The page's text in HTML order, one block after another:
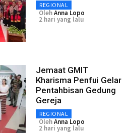
REGIONAL
OlehAnna Lopo
2 hari yang lalu
Jemaat GMIT
Kharisma Penfui Gelar
Pentahbisan Gedung
Gereja
REGIONAL
OlehAnna Lopo
2 hari yang lalu